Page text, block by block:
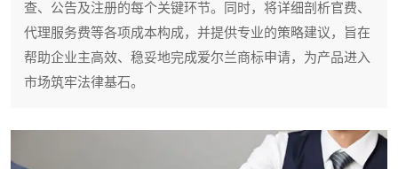
查、公告及注册的每个关键环节。同时，将详细剖析官费、
代理服务费等各项成本构成，并提供专业的策略建议，旨在
帮助企业主高效、稳妥地完成爱尔兰商标申请，为产品进入
市场筑牢法律基石。